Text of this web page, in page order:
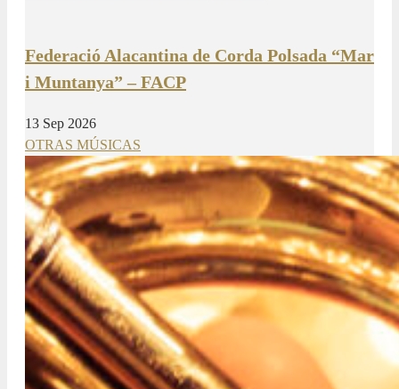
Federació Alacantina de Corda Polsada “Mar
i Muntanya” – FACP
13 Sep 2026
OTRAS MÚSICAS